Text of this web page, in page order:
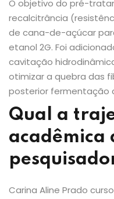
O objetivo do pré-
recalcitrância
de cana-de-açúcar
etanol 2G. Foi
cavitação
otimizar a quebra das
posterior fermentação
Qual a
acadêmica
Carina Aline Prado